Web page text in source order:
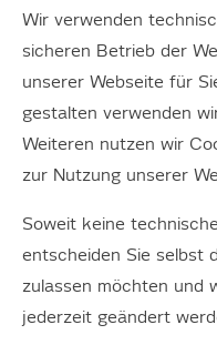
übernehmen wir
Verantwortung,
über 800 Lieferanten
wir mit Tief- und
Wir verwenden
sicheren Betrieb der
unserer Webseite für
gestalten verwenden
Weiteren nutzen wir
zur Nutzung unserer
Soweit keine
entscheiden Sie selbst
zulassen möchten und
jederzeit geändert